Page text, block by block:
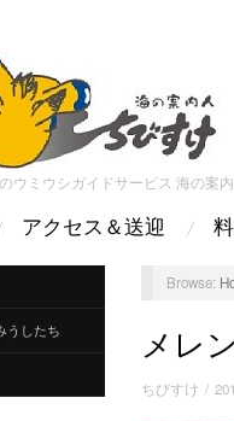
ウミウシガイドサービス 海の案
アクセス＆送迎
うしたち
Browse:
メレ
ちびすけ /